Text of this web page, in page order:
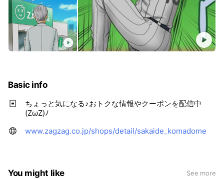
Basic info
ちょっと気になる♪おトクな情報やクーポンを配信中
(ZωZ)ﾉ
www.zagzag.co.jp/shops/detail/sakaide_komadome
You might like See more